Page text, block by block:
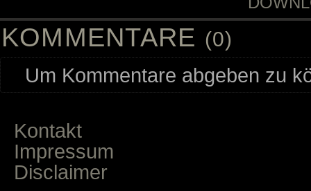
KOMMENTARE (0)
Um Kommentare abgeben zu
Kontakt
Impressum
Disclaimer